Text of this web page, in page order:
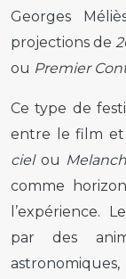
Georges
projections de
ou Premier
Ce type de
entre le film et
cielou
comme
l’expérience.
par des